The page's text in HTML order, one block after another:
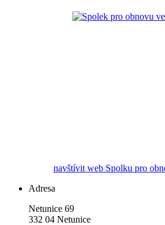
navštívit web Spolku pro
Adresa
Netunice 69
332 04 Netunice